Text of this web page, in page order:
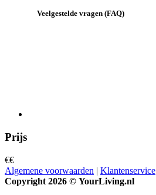
Veelgestelde vragen (FAQ)
Prijs
€€
Algemene voorwaarden | Klantenservice
Copyright 2026 © YourLiving.nl